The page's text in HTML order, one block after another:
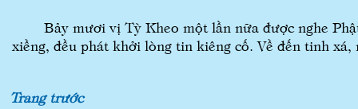
Bảy mươi vị Tỳ Kheo một lần nữa được nghe
xiềng, đều phát khởi lòng tin kiêng cố. Về đến tinh
Trang trước